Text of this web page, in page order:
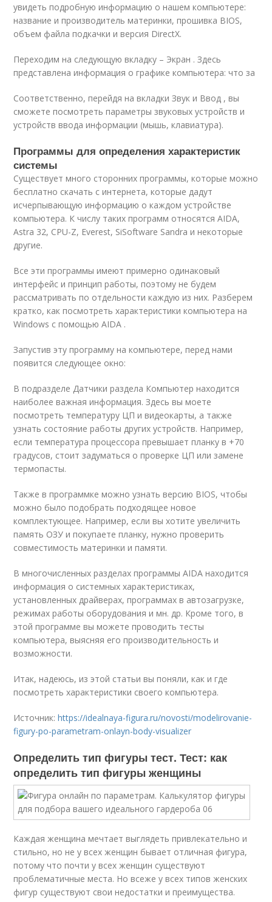
увидеть подробную информацию о нашем компьютере:
название и производитель материнки, прошивка BIOS,
объем файла подкачки и версия DirectX.
Переходим на следующую вкладку – Экран . Здесь
представлена информация о графике компьютера: что за
Соответственно, перейдя на вкладки Звук и Ввод , вы
сможете посмотреть параметры звуковых устройств и
устройств ввода информации (мышь, клавиатура).
Программы для определения характеристик
системы
Существует много сторонних программы, которые можно
бесплатно скачать с интернета, которые дадут
исчерпывающую информацию о каждом устройстве
компьютера. К числу таких программ относятся AIDA,
Astra 32, CPU-Z, Everest, SiSoftware Sandra и некоторые
другие.
Все эти программы имеют примерно одинаковый
интерфейс и принцип работы, поэтому не будем
рассматривать по отдельности каждую из них. Разберем
кратко, как посмотреть характеристики компьютера на
Windows с помощью AIDA .
Запустив эту программу на компьютере, перед нами
появится следующее окно:
В подразделе Датчики раздела Компьютер находится
наиболее важная информация. Здесь вы моете
посмотреть температуру ЦП и видеокарты, а также
узнать состояние работы других устройств. Например,
если температура процессора превышает планку в +70
градусов, стоит задуматься о проверке ЦП или замене
термопасты.
Также в программке можно узнать версию BIOS, чтобы
можно было подобрать подходящее новое
комплектующее. Например, если вы хотите увеличить
память ОЗУ и покупаете планку, нужно проверить
совместимость материнки и памяти.
В многочисленных разделах программы AIDA находится
информация о системных характеристиках,
установленных драйверах, программах в автозагрузке,
режимах работы оборудования и мн. др. Кроме того, в
этой программе вы можете проводить тесты
компьютера, выясняя его производительность и
возможности.
Итак, надеюсь, из этой статьи вы поняли, как и где
посмотреть характеристики своего компьютера.
Источник:https://idealnaya-figura.ru/novosti/modelirovanie-
figury-po-parametram-onlayn-body-visualizer
Определить тип фигуры тест. Тест: как
определить тип фигуры женщины
Каждая женщина мечтает выглядеть привлекательно и
стильно, но не у всех женщин бывает отличная фигура,
потому что почти у всех женщин существуют
проблематичные места. Но всеже у всех типов женских
фигур существуют свои недостатки и преимущества.